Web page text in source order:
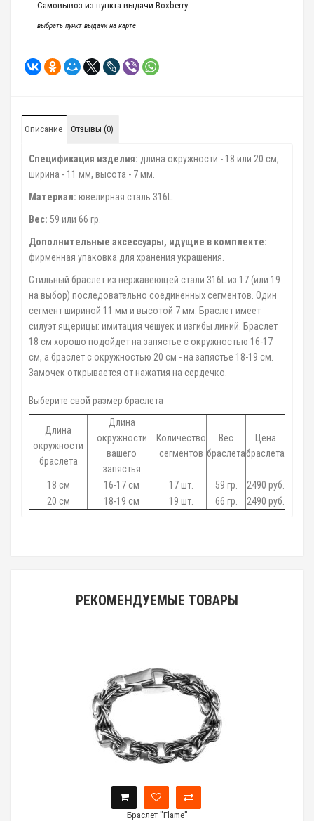
Самовывоз из пункта выдачи Boxberry
выбрать пункт выдачи на карте
Описание Отзывы (0)
Спецификация изделия: длина окружности - 18 или 20 cм,
ширина - 11 мм, высота - 7 мм.
Материал: ювелирная сталь 316L.
Вес: 59 или 66 гр.
Дополнительные аксессуары, идущие в комплекте:
фирменная упаковка для хранения украшения.
Стильный браслет из нержавеющей стали 316L из 17 (или 19
на выбор) последовательно соединенных сегментов. Один
сегмент шириной 11 мм и высотой 7 мм. Браслет имеет
силуэт ящерицы: имитация чешуек и изгибы линий. Браслет
18 см хорошо подойдет на запястье с окружностью 16-17
см, а браслет с окружностью 20 см - на запястье 18-19 см.
Замочек открывается от нажатия на сердечко.
Выберите свой размер браслета
Длина
окружности
браслета
Длина
окружности
вашего
запястья
Количество
сегментов
Вес
браслета
Цена
браслета
18 см 16-17 см 17 шт. 59 гр.
2490 руб.
20 см
18-19 см 19 шт. 66 гр. 2490 руб.
РЕКОМЕНДУЕМЫЕ ТОВАРЫ
Браслет "Flame"